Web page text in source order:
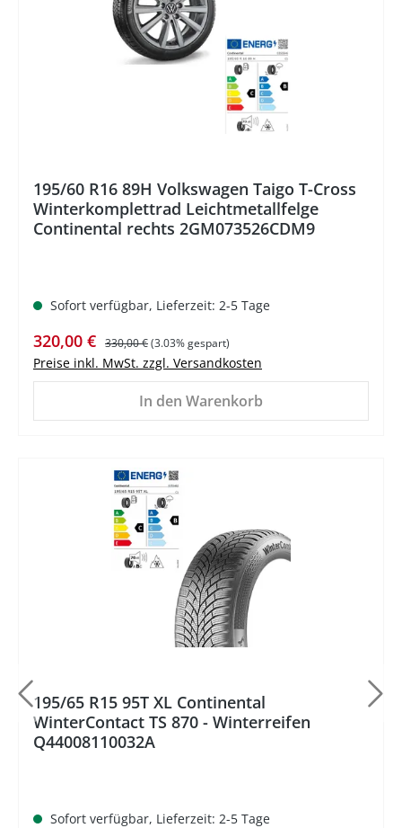
195/60 R16 89H Volkswagen Taigo T-Cross
Winterkomplettrad Leichtmetallfelge
Continental rechts 2GM073526CDM9
Sofort verfügbar, Lieferzeit: 2-5 Tage
Verkaufspreis:
320,00 € Regulärer Preis:
330,00 €(3.03% gespart)
Preise inkl. MwSt. zzgl. Versandkosten
In den Warenkorb
195/65 R15 95T XL Continental
WinterContact TS 870 - Winterreifen
Q44008110032A
Sofort verfügbar, Lieferzeit: 2-5 Tage